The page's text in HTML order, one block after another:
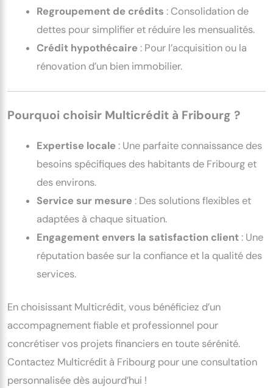
Regroupement de crédits : Consolidation de
dettes pour simplifier et réduire les mensualités.
Crédit hypothécaire : Pour l’acquisition ou la
rénovation d’un bien immobilier.
Pourquoi choisir Multicrédit à Fribourg ?
Expertise locale : Une parfaite connaissance des
besoins spécifiques des habitants de Fribourg et
des environs.
Service sur mesure : Des solutions flexibles et
adaptées à chaque situation.
Engagement envers la satisfaction client : Une
réputation basée sur la confiance et la qualité des
services.
En choisissant Multicrédit, vous bénéficiez d’un
accompagnement fiable et professionnel pour
concrétiser vos projets financiers en toute sérénité.
Contactez Multicrédit à Fribourg pour une consultation
personnalisée dès aujourd’hui !